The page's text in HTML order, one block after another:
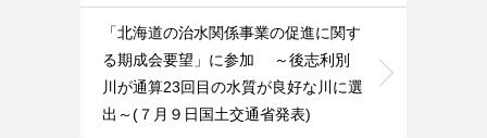
「北海道の治水関係事業の促進に関す
る期成会要望」に参加 ～後志利別
川が通算23回目の水質が良好な川に選
出～(７月９日国土交通省発表)